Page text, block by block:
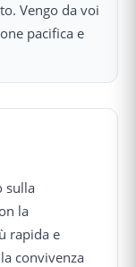
Vengo da voi
pacifica e
sulla
la
rapida e
convivenza